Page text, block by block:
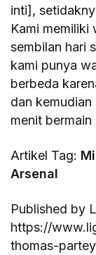
inti],
Kami memiliki
sembilan hari
kami punya
berbeda
dan
menit bermain
Artikel Tag:
Arsenal
Published by
https://
thomas-